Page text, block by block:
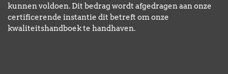
kunnen voldoen. Dit bedrag wordt afgedragen aan onze
certificerende instantie dit betreft om onze
kwaliteitshandboek te handhaven.